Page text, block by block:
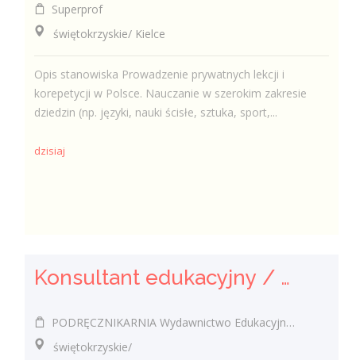
Superprof
świętokrzyskie/ Kielce
Opis stanowiska Prowadzenie prywatnych lekcji i
korepetycji w Polsce. Nauczanie w szerokim zakresie
dziedzin (np. języki, nauki ścisłe, sztuka, sport,...
dzisiaj
Konsultant edukacyjny / Konsultantka edukacyjna
PODRĘCZNIKARNIA Wydawnictwo Edukacyjne Sp. z o.o.
świętokrzyskie/